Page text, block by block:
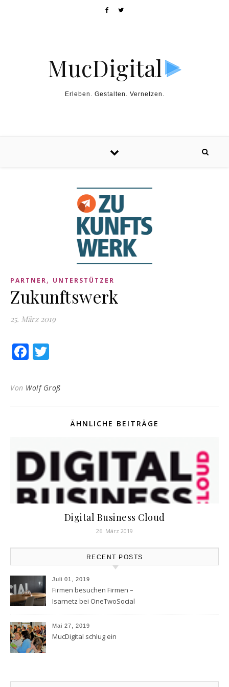
MucDigital
Erleben. Gestalten. Vernetzen.
PARTNER, UNTERSTÜTZER
Zukunftswerk
25. März 2019
Facebook
Von Wolf Groß
ÄHNLICHE BEITRÄGE
Digital Business Cloud
26. März 2019
RECENT POSTS
Juli 01, 2019
Firmen besuchen Firmen –
Isarnetz bei OneTwoSocial
Mai 27, 2019
MucDigital schlug ein